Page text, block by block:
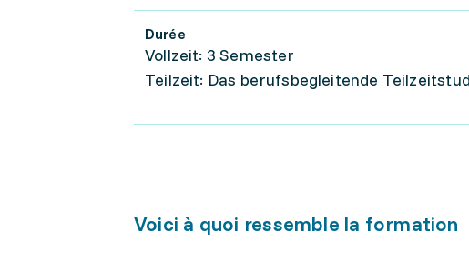
Durée
Vollzeit: 3 Semester
Teilzeit: Das berufsbegleitende
Voici à quoi ressemble la formation